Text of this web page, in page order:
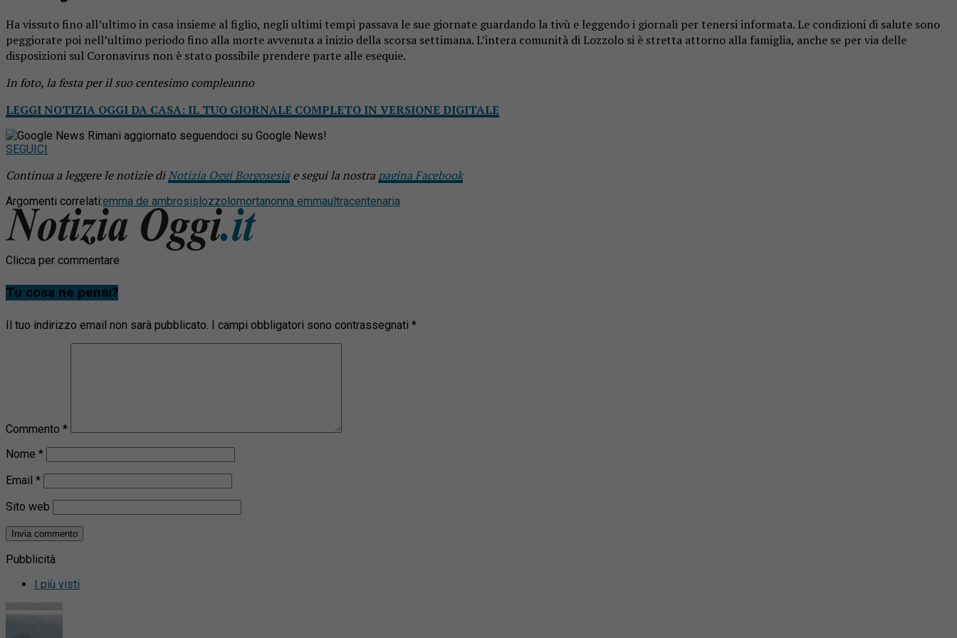
Ha vissuto fino all’ultimo in casa insieme al figlio, negli ultimi tempi passava le sue giornate guardando la tivù e leggendo i giornali per tenersi informata. Le condizioni di salute sono
peggiorate poi nell’ultimo periodo fino alla morte avvenuta a inizio della scorsa settimana. L’intera comunità di Lozzolo si è stretta attorno alla famiglia, anche se per via delle
disposizioni sul Coronavirus non è stato possibile prendere parte alle esequie.
In foto, la festa per il suo centesimo compleanno
LEGGI NOTIZIA OGGI DA CASA: IL TUO GIORNALE COMPLETO IN VERSIONE DIGITALE
Rimani aggiornato seguendoci su Google News!
SEGUICI
Continua a leggere le notizie diNotizia Oggi Borgosesia e segui la nostra pagina Facebook
Argomenti correlati:emma de ambrosis lozzolomortanonna emmaultracentenaria
Clicca per commentare
Tu cosa ne pensi?
Il tuo indirizzo email non sarà pubblicato. I campi obbligatori sono contrassegnati *
Commento *
Nome *
Email *
Sito web
Pubblicità
I più visti